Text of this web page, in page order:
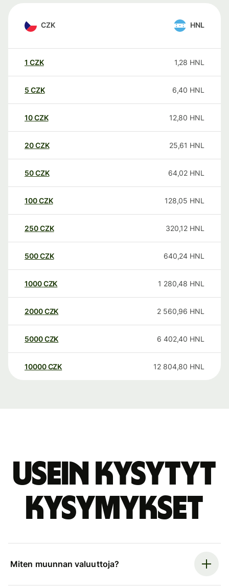
CZK HNL
1 CZK 1,28 HNL
5 CZK 6,40 HNL
10CZK 12,80 HNL
20CZK 25,61 HNL
50CZK 64,02 HNL
100CZK 128,05 HNL
250CZK 320,12 HNL
500CZK 640,24 HNL
1000CZK 1 280,48 HNL
2000CZK 2 560,96 HNL
5000CZK 6 402,40 HNL
10000 CZK 12 804,80 HNL
Usein kysytyt
kysymykset
Miten muunnan valuuttoja?